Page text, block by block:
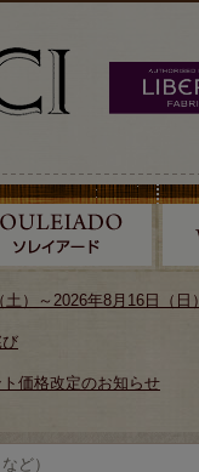
土）～2026年8月16日（
価格改定のお知らせ